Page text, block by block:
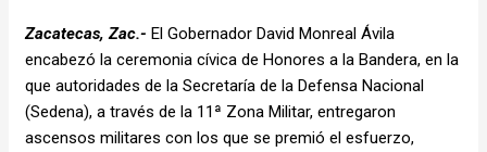
Zacatecas, Zac.- El Gobernador David Monreal Ávila
encabezó la ceremonia cívica de Honores a la Bandera, en la
que autoridades de la Secretaría de la Defensa Nacional
(Sedena), a través de la 11ª Zona Militar, entregaron
ascensos militares con los que se premió el esfuerzo,